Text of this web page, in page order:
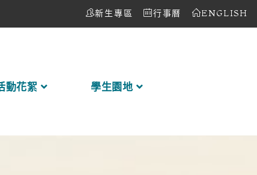
新生專區 行事曆 ENGLISH
動花絮
學生園地